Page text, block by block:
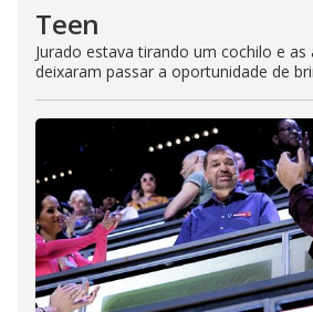
Teen
Jurado estava tirando um cochilo e as
deixaram passar a oportunidade de